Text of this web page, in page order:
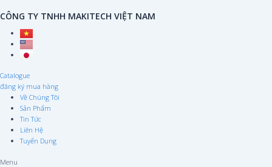
to
CÔNG TY TNHH MAKITECH VIỆT NAM
Catalogue
đăng ký mua hàng
Về Chúng Tôi
Sản Phẩm
Tin Tức
Liên Hệ
Tuyển Dụng
Menu
pagination